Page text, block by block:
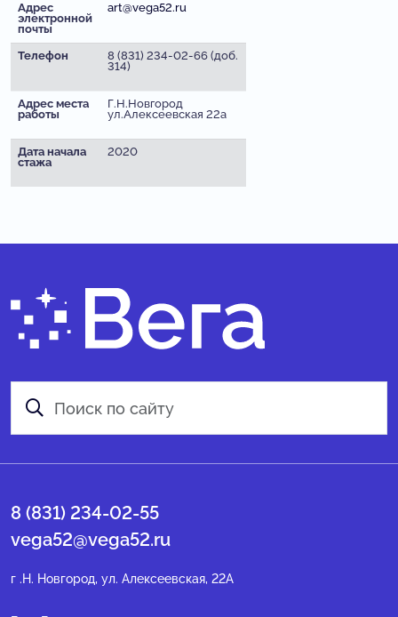
Адрес
электронной
почты
art@vega52.ru
Телефон
8 (831) 234-02-66 (доб.
314)
Адрес места
работы
Г.Н.Новгород
ул.Алексеевская 22а
Дата начала
стажа
2020
8 (831) 234-02-55
vega52@vega52.ru
г .Н. Новгород, ул. Алексеевская, 22А